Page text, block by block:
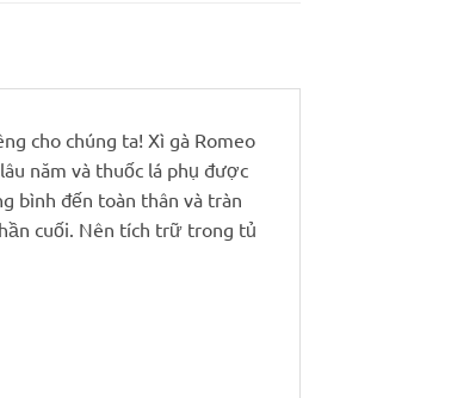
cho chúng ta! Xì gà Romeo
năm và thuốc lá phụ được
bình đến toàn thân và tràn
cuối. Nên tích trữ trong tủ